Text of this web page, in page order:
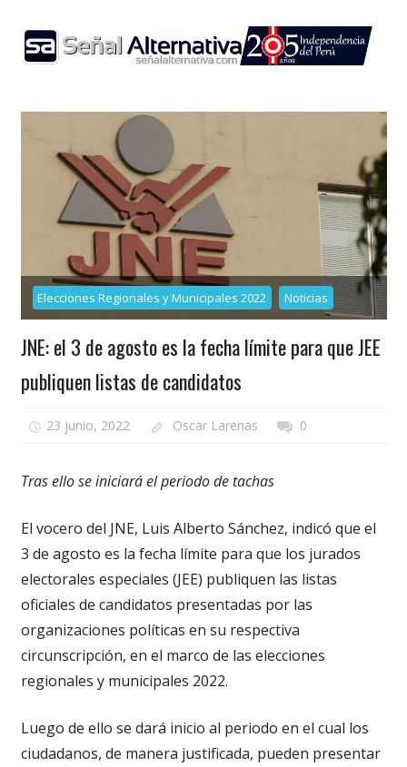
content
Elecciones Regionales y Municipales 2022 Noticias
JNE: el 3 de agosto es la fecha límite para que JEE
publiquen listas de candidatos
23 junio, 2022 Oscar Larenas 0
Tras ello se iniciará el periodo de tachas
El vocero del JNE, Luis Alberto Sánchez, indicó que el
3 de agosto es la fecha límite para que los jurados
electorales especiales (JEE) publiquen las listas
oficiales de candidatos presentadas por las
organizaciones políticas en su respectiva
circunscripción, en el marco de las elecciones
regionales y municipales 2022.
Luego de ello se dará inicio al periodo en el cual los
ciudadanos, de manera justificada, pueden presentar